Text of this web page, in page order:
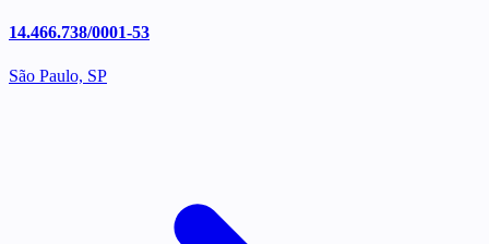
14.466.738/0001-53
São Paulo, SP